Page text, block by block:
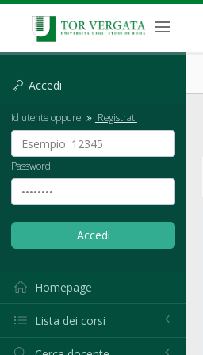
Accedi
Id utente oppure Registrati
Password:
Homepage
Lista dei corsi